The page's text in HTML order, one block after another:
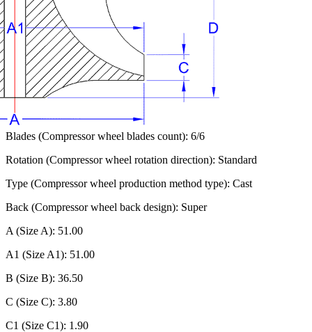
Blades (Compressor wheel blades count): 6/6
Rotation (Compressor wheel rotation direction): Standard
Type (Compressor wheel production method type): Cast
Back (Compressor wheel back design): Super
A (Size A): 51.00
A1 (Size A1): 51.00
B (Size B): 36.50
C (Size C): 3.80
C1 (Size C1): 1.90